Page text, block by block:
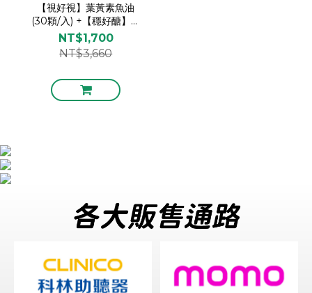
【視好視】葉黃素魚油
(30顆/入) +【穩好醣】白
腎豆仙人掌 (60顆/入)
NT$1,700
NT$3,660